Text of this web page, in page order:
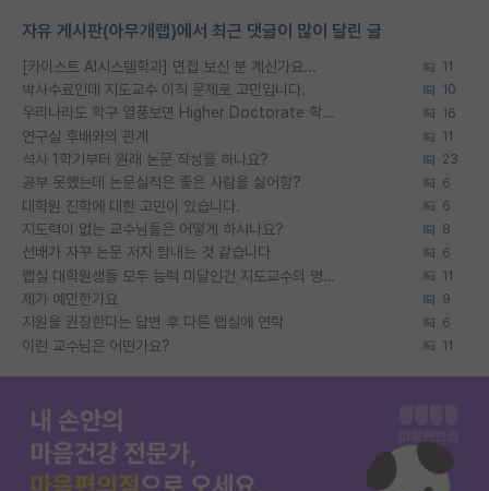
자유 게시판(아무개랩)에서 최근 댓글이 많이 달린 글
[카이스트 AI시스템학과] 면접 보신 분 계신가요... 11
박사수료인데 지도교수 이직 문제로 고민입니다. 10
우리나라도 학구 열풍보면 Higher Doctorate 학위가 필요하다고 봅니다. 16
연구실 후배와의 관계 11
석사 1학기부터 원래 논문 작성을 하나요? 23
공부 못했는데 논문실적은 좋은 사람을 싫어함? 6
대학원 진학에 대한 고민이 있습니다. 6
지도력이 없는 교수님들은 어떻게 하시나요? 8
선배가 자꾸 논문 저자 탐내는 것 같습니다 6
랩실 대학원생들 모두 능력 미달인건 지도교수의 영향 아닌가? 11
제가 예민한가요 9
지원을 권장한다는 답변 후 다른 랩실에 연락 6
이런 교수님은 어떤가요? 11